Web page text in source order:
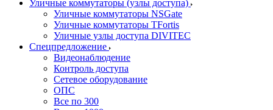
Уличные коммутаторы (узлы доступа)
Уличные коммутаторы NSGate
Уличные коммутаторы TFortis
Уличные узлы доступа DIVITEC
Спецпредложение
Видеонаблюдение
Контроль доступа
Сетевое оборудование
ОПС
Все по 300